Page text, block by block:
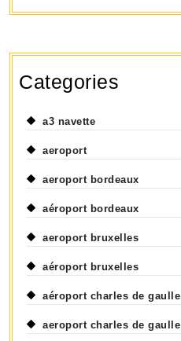
Categories
a3 navette
aeroport
aeroport bordeaux
aéroport bordeaux
aeroport bruxelles
aéroport bruxelles
aéroport charles de gaulle
aeroport charles de gaulle